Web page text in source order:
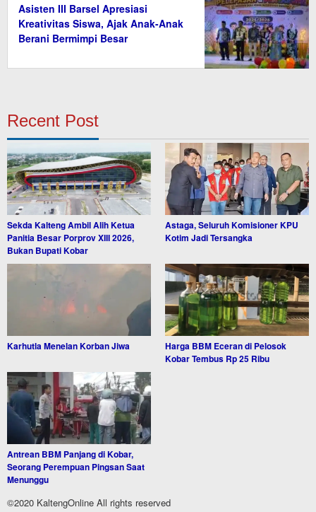
Asisten III Barsel Apresiasi
Kreativitas Siswa, Ajak Anak-Anak
Berani Bermimpi Besar
Recent Post
Sekda Kalteng Ambil Alih Ketua
Panitia Besar Porprov XIII 2026,
Bukan Bupati Kobar
Astaga, Seluruh Komisioner KPU
Kotim Jadi Tersangka
Karhutla Menelan Korban Jiwa
Harga BBM Eceran di Pelosok
Kobar Tembus Rp 25 Ribu
Antrean BBM Panjang di Kobar,
Seorang Perempuan Pingsan Saat
Menunggu
©2020 KaltengOnline All rights reserved